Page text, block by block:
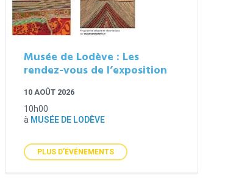
Musée de Lodève : Les
rendez-vous de l’exposition
10 AOÛT 2026
10h00
à MUSÉE DE LODÈVE
PLUS D'ÉVÉNEMENTS